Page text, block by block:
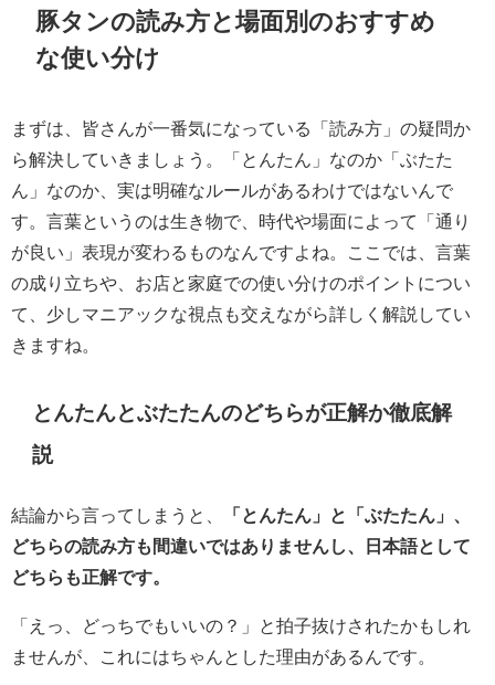
豚タンの読み方と場面別のおすすめ
な使い分け
まずは、皆さんが一番気になっている「読み方」の疑問か
ら解決していきましょう。「とんたん」なのか「ぶたた
ん」なのか、実は明確なルールがあるわけではないんで
す。言葉というのは生き物で、時代や場面によって「通り
が良い」表現が変わるものなんですよね。ここでは、言葉
の成り立ちや、お店と家庭での使い分けのポイントについ
て、少しマニアックな視点も交えながら詳しく解説してい
きますね。
とんたんとぶたたんのどちらが正解か徹底解
説
結論から言ってしまうと、
「とんたん」と「ぶたたん」、
どちらの読み方も間違いではありませんし、日本語として
どちらも正解です。
「えっ、どっちでもいいの？」と拍子抜けされたかもしれ
ませんが、これにはちゃんとした理由があるんです。